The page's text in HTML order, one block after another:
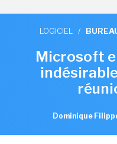
LOGICIEL /
Microsoft
Dominique